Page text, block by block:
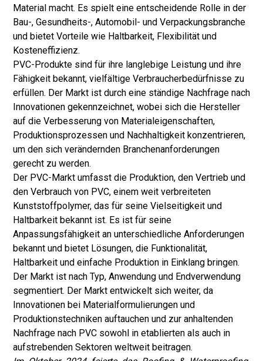
Material macht. Es spielt eine entscheidende Rolle in der
Bau-, Gesundheits-, Automobil- und Verpackungsbranche
und bietet Vorteile wie Haltbarkeit, Flexibilität und
Kosteneffizienz.
PVC-Produkte sind für ihre langlebige Leistung und ihre
Fähigkeit bekannt, vielfältige Verbraucherbedürfnisse zu
erfüllen. Der Markt ist durch eine ständige Nachfrage nach
Innovationen gekennzeichnet, wobei sich die Hersteller
auf die Verbesserung von Materialeigenschaften,
Produktionsprozessen und Nachhaltigkeit konzentrieren,
um den sich verändernden Branchenanforderungen
gerecht zu werden.
Der PVC-Markt umfasst die Produktion, den Vertrieb und
den Verbrauch von PVC, einem weit verbreiteten
Kunststoffpolymer, das für seine Vielseitigkeit und
Haltbarkeit bekannt ist. Es ist für seine
Anpassungsfähigkeit an unterschiedliche Anforderungen
bekannt und bietet Lösungen, die Funktionalität,
Haltbarkeit und einfache Produktion in Einklang bringen.
Der Markt ist nach Typ, Anwendung und Endverwendung
segmentiert. Der Markt entwickelt sich weiter, da
Innovationen bei Materialformulierungen und
Produktionstechniken auftauchen und zur anhaltenden
Nachfrage nach PVC sowohl in etablierten als auch in
aufstrebenden Sektoren weltweit beitragen.